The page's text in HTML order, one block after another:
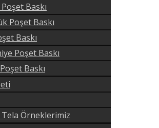
Baskı
Poşet Baskı
Baskı
Poşet Baskı
Baskı
Tela Örneklerimiz